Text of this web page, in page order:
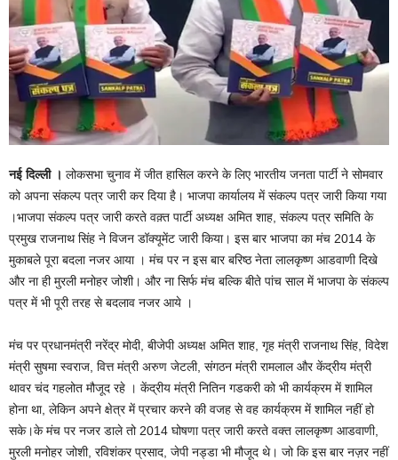
नई दिल्ली । लोकसभा चुनाव में जीत हासिल करने के लिए भारतीय जनता पार्टी ने सोमवार
को अपना संकल्प पत्र जारी कर दिया है। भाजपा कार्यालय में संकल्प पत्र जारी किया गया
।भाजपा संकल्प पत्र जारी करते वक़्त पार्टी अध्यक्ष अमित शाह, संकल्प पत्र समिति के
प्रमुख राजनाथ सिंह ने विजन डॉक्यूमेंट जारी किया। इस बार भाजपा का मंच 2014 के
मुकाबले पूरा बदला नजर आया । मंच पर न इस बार बरिष्ठ नेता लालकृष्ण आडवाणी दिखे
और ना ही मुरली मनोहर जोशी। और ना सिर्फ मंच बल्कि बीते पांच साल में भाजपा के संकल्प
पत्र में भी पूरी तरह से बदलाव नजर आये ।
मंच पर प्रधानमंत्री नरेंद्र मोदी, बीजेपी अध्यक्ष अमित शाह, गृह मंत्री राजनाथ सिंह, विदेश
मंत्री सुषमा स्वराज, वित्त मंत्री अरुण जेटली, संगठन मंत्री रामलाल और केंद्रीय मंत्री
थावर चंद गहलोत मौजूद रहे । केंद्रीय मंत्री नितिन गडकरी को भी कार्यक्रम में शामिल
होना था, लेकिन अपने क्षेत्र में प्रचार करने की वजह से वह कार्यक्रम में शामिल नहीं हो
सके।के मंच पर नजर डाले तो 2014 घोषणा पत्र जारी करते वक्त लालकृष्ण आडवाणी,
मुरली मनोहर जोशी, रविशंकर प्रसाद, जेपी नड्डा भी मौजूद थे। जो कि इस बार नज़र नहीं